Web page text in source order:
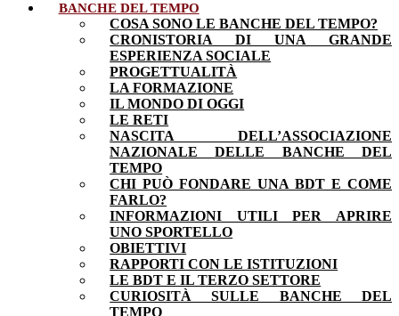
BANCHE DEL TEMPO
COSA SONO LE BANCHE DEL TEMPO?
CRONISTORIA DI UNA GRANDE
ESPERIENZA SOCIALE
PROGETTUALITÀ
LA FORMAZIONE
IL MONDO DI OGGI
LE RETI
NASCITA DELL’ASSOCIAZIONE
NAZIONALE DELLE BANCHE DEL
TEMPO
CHI PUÒ FONDARE UNA BDT E COME
FARLO?
INFORMAZIONI UTILI PER APRIRE
UNO SPORTELLO
OBIETTIVI
RAPPORTI CON LE ISTITUZIONI
LE BDT E IL TERZO SETTORE
CURIOSITÀ SULLE BANCHE DEL
TEMPO